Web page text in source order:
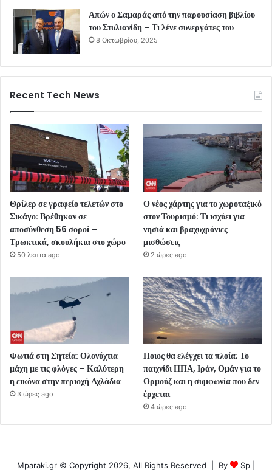
Απών ο Σαμαράς από την παρουσίαση βιβλίου
του Στυλιανίδη – Τι λένε συνεργάτες του
8 Οκτωβρίου, 2025
Recent Tech News
Θρίλερ σε γραφείο τελετών στο
Σικάγο: Βρέθηκαν σε
αποσύνθεση 56 σοροί –
Τρωκτικά, σκουλήκια στο χώρο
50 λεπτά ago
Ο νέος χάρτης για το χωροταξικό
στον Τουρισμό: Τι ισχύει για
νησιά και βραχυχρόνιες
μισθώσεις
2 ώρες ago
Φωτιά στη Σητεία: Ολονύχτια
μάχη με τις φλόγες – Καλύτερη
η εικόνα στην περιοχή Αχλάδια
3 ώρες ago
Ποιος θα ελέγχει τα πλοία; Το
παιχνίδι ΗΠΑ, Ιράν, Ομάν για το
Ορμούζ και η συμφωνία που δεν
έρχεται
4 ώρες ago
Mparaki.gr © Copyright 2026, All Rights Reserved | By Sp